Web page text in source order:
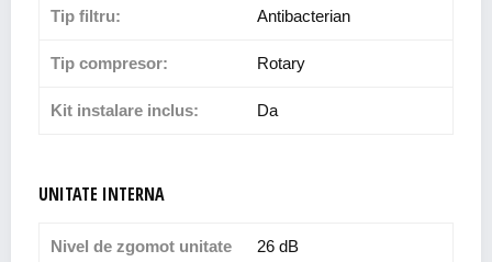
Tip filtru: Antibacterian
Tip compresor: Rotary
Kit instalare inclus: Da
UNITATE INTERNA
Nivel de zgomot unitate
26 dB